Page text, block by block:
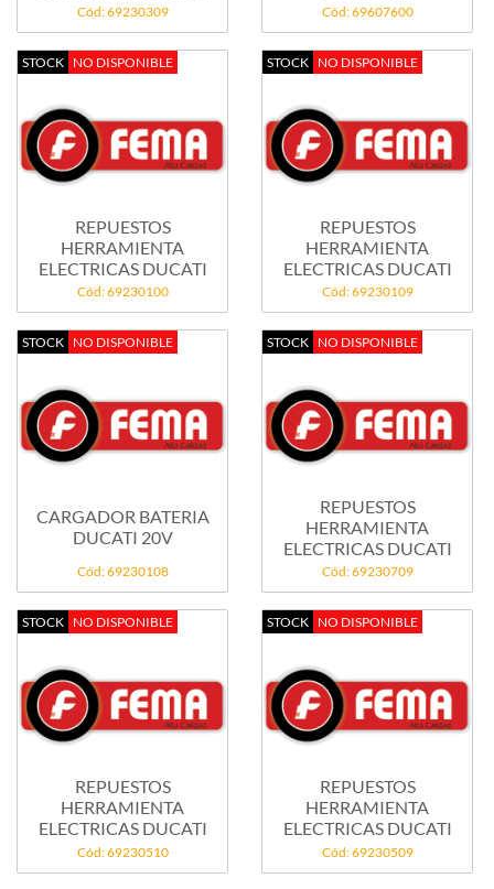
Cód: 69230309 Cód: 69607600
STOCK NO DISPONIBLE
REPUESTOS
HERRAMIENTA
ELECTRICAS DUCATI
Cód: 69230100
STOCK NO DISPONIBLE
REPUESTOS
HERRAMIENTA
ELECTRICAS DUCATI
Cód: 69230109
STOCK NO DISPONIBLE
CARGADOR BATERIA
DUCATI 20V
Cód: 69230108
STOCK NO DISPONIBLE
REPUESTOS
HERRAMIENTA
ELECTRICAS DUCATI
Cód: 69230709
STOCK NO DISPONIBLE
REPUESTOS
HERRAMIENTA
ELECTRICAS DUCATI
Cód: 69230510
STOCK NO DISPONIBLE
REPUESTOS
HERRAMIENTA
ELECTRICAS DUCATI
Cód: 69230509